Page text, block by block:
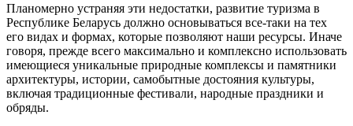
Планомерно устраняя эти недостатки, развитие туризма в
Республике Беларусь должно основываться все-таки на тех
его видах и формах, которые позволяют наши ресурсы. Иначе
говоря, прежде всего максимально и комплексно использовать
имеющиеся уникальные природные комплексы и памятники
архитектуры, истории, самобытные достояния культуры,
включая традиционные фестивали, народные праздники и
обряды.